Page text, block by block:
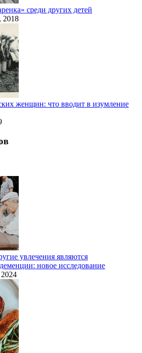
среди других детей
2018
женщин: что вводит в изумление
увлечения являются
новое исследование